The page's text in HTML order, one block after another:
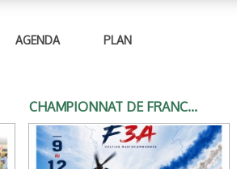
AGENDA PLAN
CHAMPIONNAT DE FRANC...